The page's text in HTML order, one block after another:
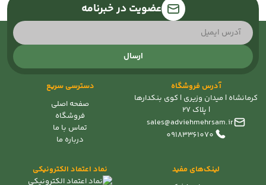
عضویت در خبرنامه
ارسال
آدرس فروشگاه
کرمانشاه | میدان وزیری | کوی بنکدارها
| پلاک 27
sales@adviehmehrsam.ir
09183361070
دسترسی سریع
صفحه اصلی
فروشگاه
تماس با ما
درباره ما
لینک‌های مفید
نماد اعتماد الکترونیکی